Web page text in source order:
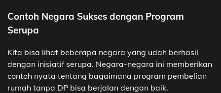
Contoh Negara Sukses dengan Program
Serupa
Kita bisa lihat beberapa negara yang udah berhasil
dengan inisiatif serupa. Negara-negara ini memberikan
contoh nyata tentang bagaimana program pembelian
rumah tanpa DP bisa berjalan dengan baik.